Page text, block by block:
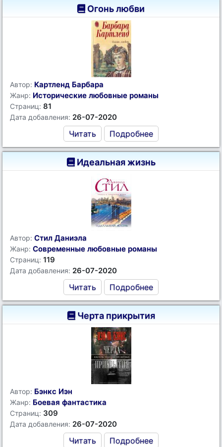
Огонь любви
Автор: Картленд Барбара
Жанр: Исторические любовные романы
Страниц: 81
Дата добавления: 26-07-2020
Читать Подробнее
Идеальная жизнь
Автор: Стил Даниэла
Жанр: Современные любовные романы
Страниц: 119
Дата добавления: 26-07-2020
Читать Подробнее
Черта прикрытия
Автор: Бэнкс Иэн
Жанр: Боевая фантастика
Страниц: 309
Дата добавления: 26-07-2020
Читать Подробнее